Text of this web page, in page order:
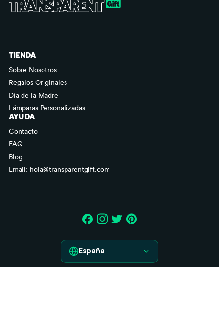
TIENDA
Sobre Nosotros
Regalos Originales
Día de la Madre
Lámparas Personalizadas
AYUDA
Contacto
FAQ
Blog
Email: hola@transparentgift.com
España